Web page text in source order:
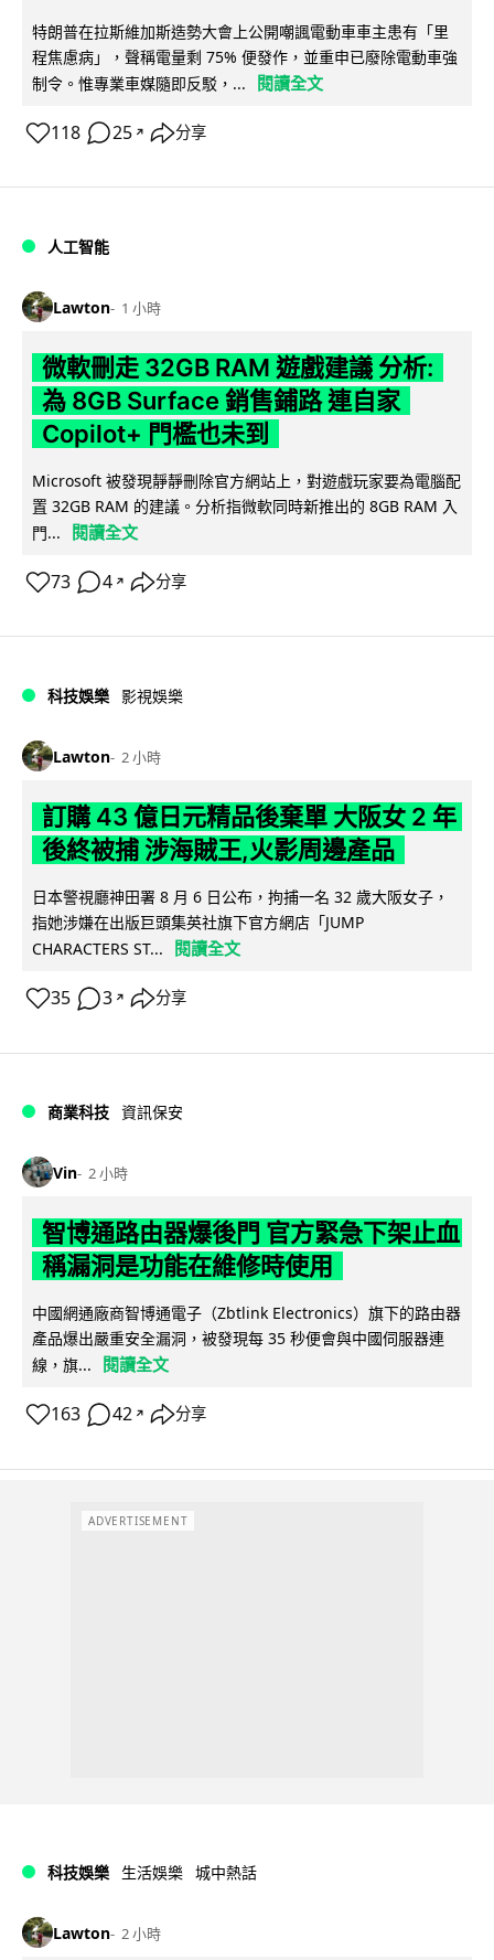
特朗普在拉斯維加斯造勢大會上公開嘲諷電動車車主患有「里
程焦慮病」，聲稱電量剩 75% 便發作，並重申已廢除電動車強
制令。惟專業車媒隨即反駁，...
閱讀全文
118 25 ↗ 分享
人工智能
Lawton 1 小時
微軟刪走 32GB RAM 遊戲建議 分析:
為 8GB Surface 銷售鋪路 連自家
Copilot+ 門檻也未到
Microsoft 被發現靜靜刪除官方網站上，對遊戲玩家要為電腦配
置 32GB RAM 的建議。分析指微軟同時新推出的 8GB RAM 入
門...
閱讀全文
73 4 ↗ 分享
科技娛樂 影視娛樂
Lawton 2 小時
訂購 43 億日元精品後棄單 大阪女 2 年
後終被捕 涉海賊王,火影周邊產品
日本警視廳神田署 8 月 6 日公布，拘捕一名 32 歲大阪女子，
指她涉嫌在出版巨頭集英社旗下官方網店「JUMP
CHARACTERS ST...
閱讀全文
35 3 ↗ 分享
商業科技 資訊保安
Vin 2 小時
智博通路由器爆後門 官方緊急下架止血
稱漏洞是功能在維修時使用
中國網通廠商智博通電子（Zbtlink Electronics）旗下的路由器
產品爆出嚴重安全漏洞，被發現每 35 秒便會與中國伺服器連
線，旗...
閱讀全文
163 42 ↗ 分享
ADVERTISEMENT
科技娛樂 生活娛樂 城中熱話
Lawton 2 小時